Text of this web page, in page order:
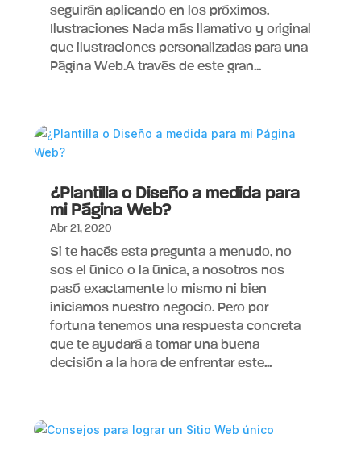
seguirán aplicando en los próximos.
Ilustraciones Nada más llamativo y original
que ilustraciones personalizadas para una
Página Web.A través de este gran...
¿Plantilla o Diseño a medida para
mi Página Web?
Abr 21, 2020
Si te hacés esta pregunta a menudo, no
sos el único o la única, a nosotros nos
pasó exactamente lo mismo ni bien
iniciamos nuestro negocio. Pero por
fortuna tenemos una respuesta concreta
que te ayudará a tomar una buena
decisión a la hora de enfrentar este...